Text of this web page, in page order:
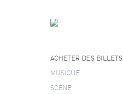
ACHETER DES BILLETS
MUSIQUE
SCÈNE